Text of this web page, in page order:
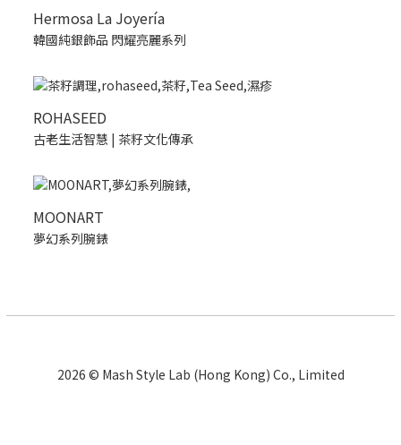
Hermosa La Joyería
韓國純銀飾品 閃耀亮麗系列
ROHASEED
古老生活智慧 | 茶籽文化傳承
MOONART
夢幻系列腕錶
2026 © Mash Style Lab (Hong Kong) Co., Limited